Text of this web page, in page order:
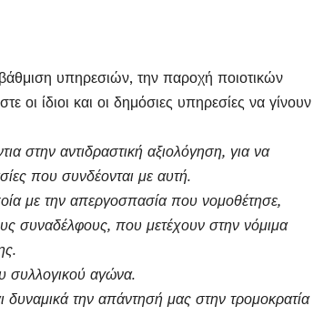
υπηρεσιών, την παροχή ποιοτικών
ίδιοι και οι δημόσιες υπηρεσίες να γίνουν
στην αντιδραστική αξιολόγηση, για να
που συνδέονται με αυτή.
με την απεργοσπασία που νομοθέτησε,
συναδέλφους, που μετέχουν στην νόμιμα
συλλογικού αγώνα.
την απάντησή μας στην τρομοκρατία